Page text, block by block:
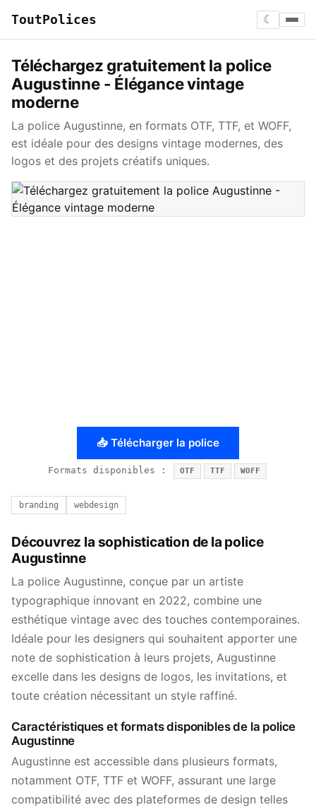
ToutPolices ☾
Téléchargez gratuitement la police
Augustinne - Élégance vintage
moderne
La police Augustinne, en formats OTF, TTF, et WOFF,
est idéale pour des designs vintage modernes, des
logos et des projets créatifs uniques.
📥 Télécharger la police
Formats disponibles : OTF TTF WOFF
branding webdesign
Découvrez la sophistication de la police
Augustinne
La police Augustinne, conçue par un artiste
typographique innovant en 2022, combine une
esthétique vintage avec des touches contemporaines.
Idéale pour les designers qui souhaitent apporter une
note de sophistication à leurs projets, Augustinne
excelle dans les designs de logos, les invitations, et
toute création nécessitant un style raffiné.
Caractéristiques et formats disponibles de la police
Augustinne
Augustinne est accessible dans plusieurs formats,
notamment OTF, TTF et WOFF, assurant une large
compatibilité avec des plateformes de design telles